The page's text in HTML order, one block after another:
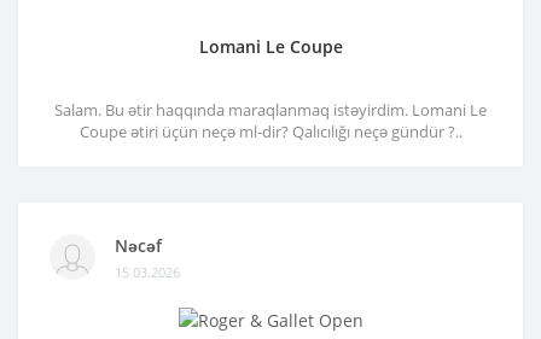
Lomani Le Coupe
Salam. Bu ətir haqqında maraqlanmaq istəyirdim. Lomani Le
Coupe ətiri üçün neçə ml-dir? Qalıcılığı neçə gündür ?..
Nəcəf
15.03.2026